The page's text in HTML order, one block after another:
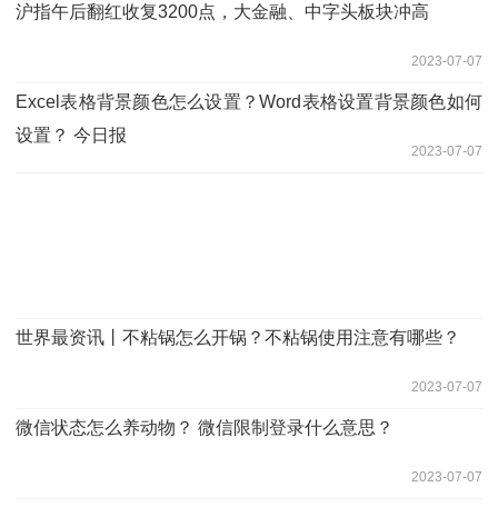
沪指午后翻红收复3200点，大金融、中字头板块冲高
2023-07-07
Excel表格背景颜色怎么设置？Word表格设置背景颜色如何
设置？ 今日报
2023-07-07
世界最资讯丨不粘锅怎么开锅？不粘锅使用注意有哪些？
2023-07-07
微信状态怎么养动物？ 微信限制登录什么意思？
2023-07-07